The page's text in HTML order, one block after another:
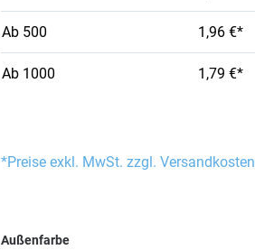
Ab 500 1,96 €*
Ab 1000 1,79 €*
*Preise exkl. MwSt. zzgl. Versandkosten
Außenfarbeauswählen